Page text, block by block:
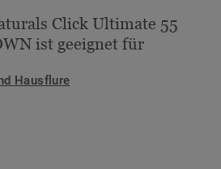
Click Ultimate 55
ist geeignet für
Hausflure